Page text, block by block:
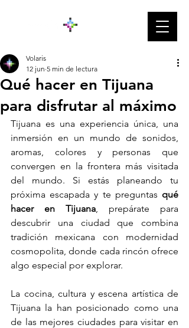
Qué hacer en Tijuana
para disfrutar al máximo
Volaris
12 jun 5 min de lectura
Tijuana es una experiencia única, una
inmersión en un mundo de sonidos,
aromas, colores y personas que
convergen en la frontera más visitada
del mundo. Si estás planeando tu
próxima escapada y te preguntas qué
hacer en Tijuana, prepárate para
descubrir una ciudad que combina
tradición mexicana con modernidad
cosmopolita, donde cada rincón ofrece
algo especial por explorar.
La cocina, cultura y escena artística de
Tijuana la han posicionado como una
de las mejores ciudades para visitar en